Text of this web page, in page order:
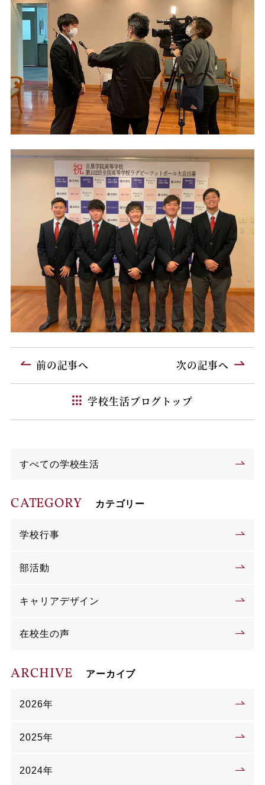
前の記事へ
学校生活ブログトップ
次の記事へ
すべての学校生活
CATEGORY カテゴリー
学校行事
部活動
キャリアデザイン
在校生の声
ARCHIVE アーカイブ
2026年
2025年
2024年